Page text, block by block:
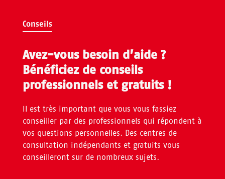
Conseils
Avez-vous besoin d’aide ?
Bénéficiez de conseils
professionnels et gratuits !
Il est très important que vous vous fassiez
conseiller par des professionnels qui répondent à
vos questions personnelles. Des centres de
consultation indépendants et gratuits vous
conseilleront sur de nombreux sujets.